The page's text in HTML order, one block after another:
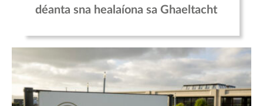
déanta sna healaíona sa Ghaeltacht